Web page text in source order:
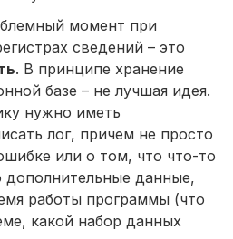
момент при
сведений – это
. В принципе хранение
базе – не лучшая идея.
нужно иметь
лог, причем не просто
или о том, что что-то
дополнительные данные,
работы программы (что
какой набор данных